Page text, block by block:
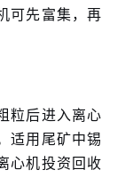
可先富集，再
粒后进入离心
适用尾矿中锡
心机投资回收